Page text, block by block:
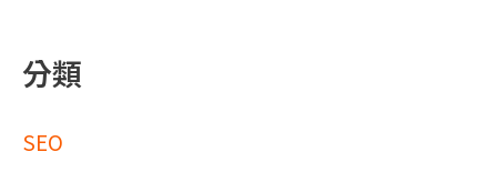
分類
SEO